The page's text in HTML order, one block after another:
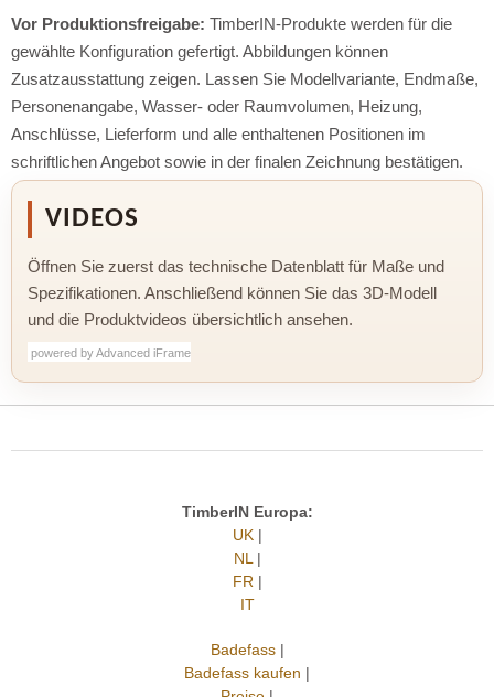
Vor Produktionsfreigabe: TimberIN-Produkte werden für die
gewählte Konfiguration gefertigt. Abbildungen können
Zusatzausstattung zeigen. Lassen Sie Modellvariante, Endmaße,
Personenangabe, Wasser- oder Raumvolumen, Heizung,
Anschlüsse, Lieferform und alle enthaltenen Positionen im
schriftlichen Angebot sowie in der finalen Zeichnung bestätigen.
VIDEOS
Öffnen Sie zuerst das technische Datenblatt für Maße und
Spezifikationen. Anschließend können Sie das 3D-Modell
und die Produktvideos übersichtlich ansehen.
powered by Advanced iFrame
powered by Advanced iFrame
powered by Advanced iFrame
TimberIN Europa:
UK|
NL|
FR|
IT
Badefass|
Badefass kaufen |